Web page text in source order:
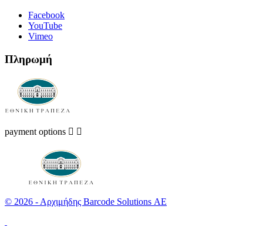
Facebook
YouTube
Vimeo
Πληρωμή
payment options  
© 2026 - Αρχιμήδης Barcode Solutions ΑΕ